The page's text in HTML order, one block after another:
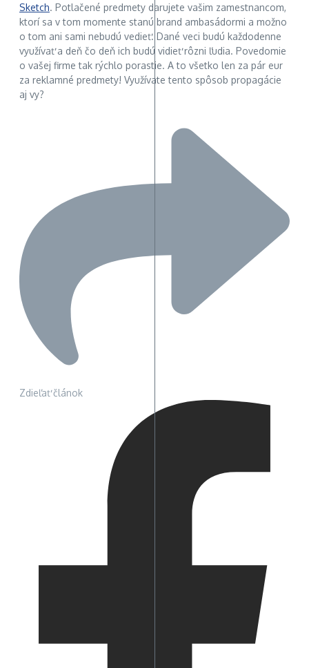
Sketch. Potlačené predmety darujete vašim zamestnancom,
ktorí sa v tom momente stanú brand ambasádormi a možno
o tom ani sami nebudú vedieť. Dané veci budú každodenne
využívať a deň čo deň ich budú vidieť rôzni ľudia. Povedomie
o vašej firme tak rýchlo porastie. A to všetko len za pár eur
za reklamné predmety! Využívate tento spôsob propagácie
aj vy?
Zdieľať článok